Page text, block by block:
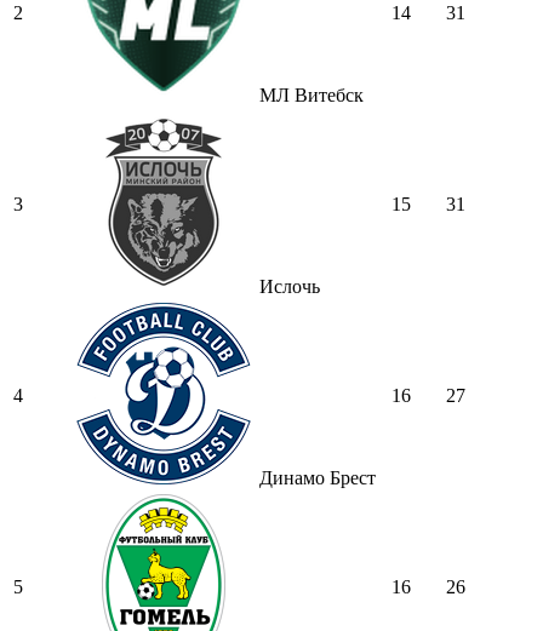
2
МЛ Витебск
14 31
3
Ислочь
15 31
4
Динамо Брест
16 27
5 16 26